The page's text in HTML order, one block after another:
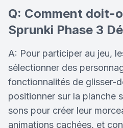
Q: Comment doit-
Sprunki Phase 3
A: Pour participer au jeu,
sélectionner des
fonctionnalités de glisser-
positionner sur la planche
sons pour créer leur
animations cachées, et